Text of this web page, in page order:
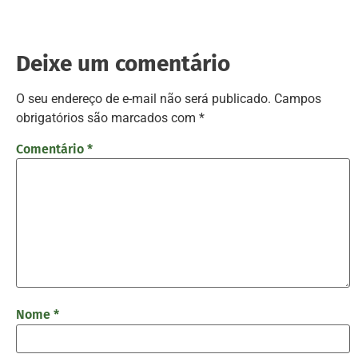
Deixe um comentário
O seu endereço de e-mail não será publicado. Campos
obrigatórios são marcados com *
Comentário *
Nome *